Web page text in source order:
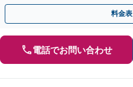
続は次世代を見据えたご提案。生前
料金
電話でお問い合わせ